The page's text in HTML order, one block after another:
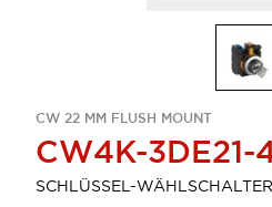
CW 22 MM FLUSH MOUNT
CW4K-3DE21-
SCHLÜSSEL-WÄHLSCHALTER